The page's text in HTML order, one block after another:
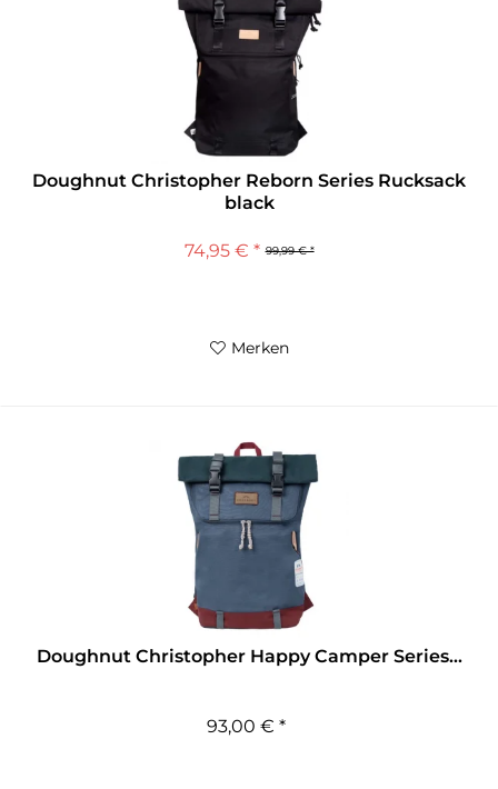
Doughnut Christopher Reborn Series Rucksack
black
99,99 € *
74,95 € *
Merken
Doughnut Christopher Happy Camper Series...
93,00 € *